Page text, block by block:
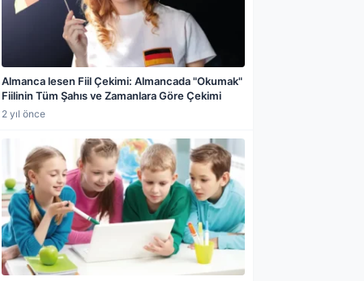
Almanca lesen Fiil Çekimi: Almancada "Okumak"
Fiilinin Tüm Şahıs ve Zamanlara Göre Çekimi
2 yıl önce